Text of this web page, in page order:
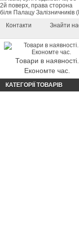
2й поверх, права сторона
біля Палацу
Контакти
Знайти
Товари в наявності.
Економте час.
КАТЕГОРІЇ ТОВАРІВ